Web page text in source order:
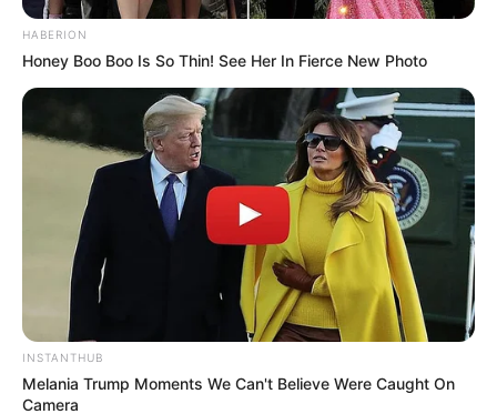
HABERION
Honey Boo Boo Is So Thin! See Her In Fierce New Photo
INSTANTHUB
Melania Trump Moments We Can't Believe Were Caught On
Camera